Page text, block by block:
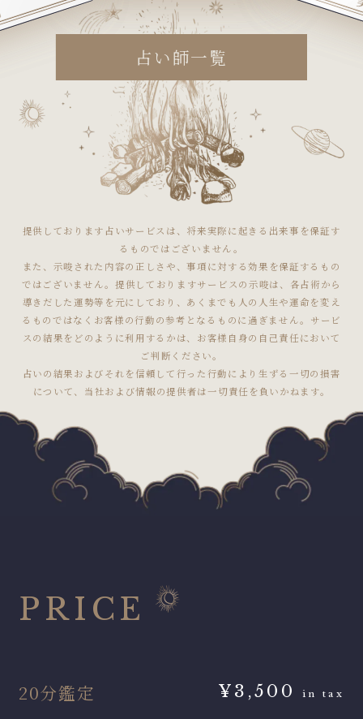
占い師一覧
提供しております占いサービスは、将来実際に起きる出来事を保証す
るものではございません。
また、示唆された内容の正しさや、事項に対する効果を保証するもの
ではございません。提供しておりますサービスの示唆は、各占術から
導きだした運勢等を元にしており、あくまでも人の人生や運命を変え
るものではなくお客様の行動の参考となるものに過ぎません。サービ
スの結果をどのように利用するかは、お客様自身の自己責任において
ご判断ください。
占いの結果およびそれを信頼して行った行動により生ずる一切の損害
について、当社および情報の提供者は一切責任を負いかねます。
PRICE
20分鑑定 ¥3,500in tax